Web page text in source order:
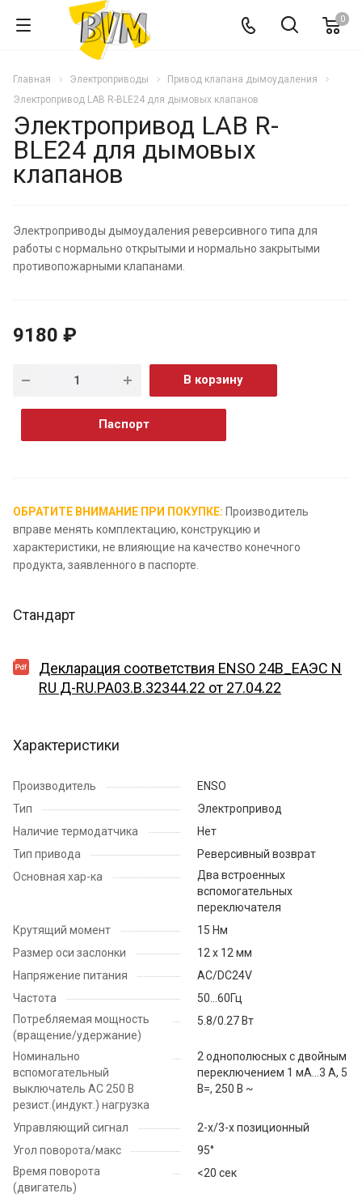
0
Главная Электроприводы
Привод клапана дымоудаления
Электропривод LAB R-BLE24 для дымовых клапанов
Электропривод LAB R-
BLE24 для дымовых
клапанов
Электроприводы дымоудаления реверсивного типа для
работы с нормально открытыми и нормально закрытыми
противопожарными клапанами.
9180 ₽
В корзину
Паспорт
ОБРАТИТЕ ВНИМАНИЕ ПРИ ПОКУПКЕ: Производитель
вправе менять комплектацию, конструкцию и
характеристики, не влияющие на качество конечного
продукта, заявленного в паспорте.
Стандарт
Декларация соответствия ENSO 24B_ЕАЭС N
RU Д-RU.PA03.B.32344.22 от 27.04.22
Характеристики
Производитель
ENSO
Тип
Электропривод
Наличие термодатчика
Нет
Тип привода
Реверсивный возврат
Основная хар-ка
Два встроенных
вспомогательных
переключателя
Крутящий момент
15 Нм
Размер оси заслонки
12 х 12 мм
Напряжение питания
AC/DC24V
Частота
50...60Гц
Потребляемая мощность
(вращение/удержание)
5.8/0.27 Вт
Номинально
вспомогательный
выключатель АС 250 В
резист.(индукт.) нагрузка
2 однополюсных с двойным
переключением 1 мА…3 А, 5
В=, 250 В ~
Управляющий сигнал
2-х/3-х позиционный
Угол поворота/макс
95°
Время поворота
(двигатель)
<20 сек